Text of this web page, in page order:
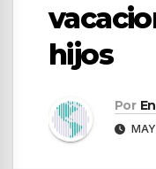
hijos
Por